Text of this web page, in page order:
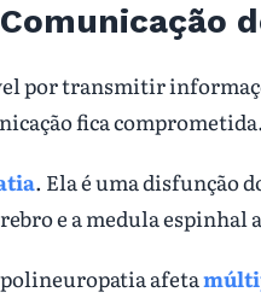
por transmitir
fica comprometida.
. Ela é uma disfunção
e a medula espinhal
afeta